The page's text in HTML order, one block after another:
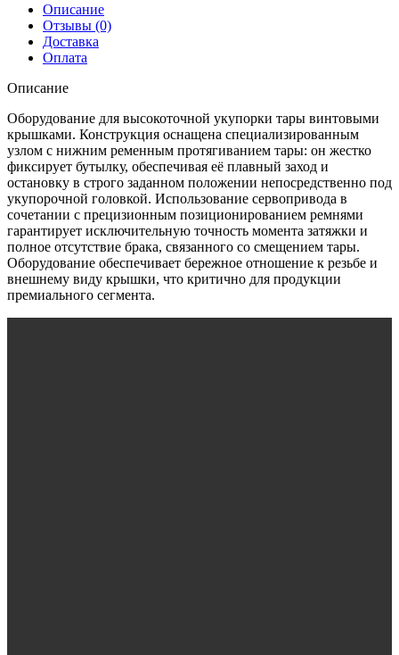
Описание
Отзывы (0)
Доставка
Оплата
Описание
Оборудование для высокоточной укупорки тары винтовыми
крышками. Конструкция оснащена специализированным
узлом с нижним ременным протягиванием тары: он жестко
фиксирует бутылку, обеспечивая её плавный заход и
остановку в строго заданном положении непосредственно под
укупорочной головкой. Использование сервопривода в
сочетании с прецизионным позиционированием ремнями
гарантирует исключительную точность момента затяжки и
полное отсутствие брака, связанного со смещением тары.
Оборудование обеспечивает бережное отношение к резьбе и
внешнему виду крышки, что критично для продукции
премиального сегмента.